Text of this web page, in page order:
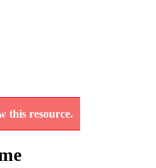
this resource.